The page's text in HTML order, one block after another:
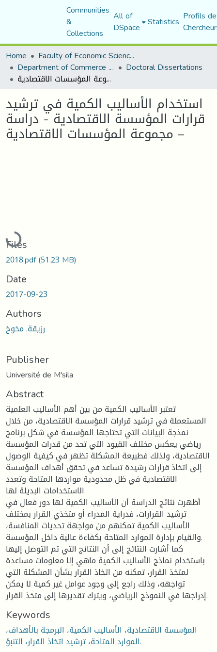
Communities
&
Collections
All of
DSpace Statistics Profils
Home
Faculty of Economic Sciences, Commerce and Management Sciences
Department of Commerce Science Doctoral Dissertations
استخدام الأساليب الكمية في ترشيد قرارات المؤسسة الاقتصادية - دراسة مجموعة المؤسسات الاقتصادية –
استخدام الأساليب الكمية في ترشيد
قرارات المؤسسة الاقتصادية - دراسة
مجموعة المؤسسات الاقتصادية –
Loading...
Files
2018.pdf(51.23 MB)
Date
2017-09-23
Authors
رزيقة, مخوخ
Publisher
Université de M'sila
Abstract
تعتبر الأساليب الكمية من بين أهم الأساليب العلمية
المستعملة في ترشيد قرارات المؤسسة الاقتصادية، من خلال
نمذجة البيانات التي تحتاجها المؤسسة في شكل برنامج
رياضي يعكس مختلف القيود التي تحد من قدرات المؤسسة
الاقتصادية، ولذلك فطبيعة المشكلة تظهر في كيفية الوصول
إلى اتخاذ قرارات رشيدة تساعد في تحقق أهداف المؤسسة
الاقتصادية في ظل محدودية مواردها المتاحة وتعدد
الاستخدامات البديلة لها.
أظهرت نتائج الدراسة أن الأساليب الكمية لها دور فعال في
ترشيد القرارات، فدراية المدراء أو متخذي القرار بمختلف
الأساليب الكمية تمكنهم من مواجهة تحديات المنافسة،
والقيام بإدارة الموارد المتاحة بكفاءة عالية داخل المؤسسة.
كما أشارت النتائج إلى أن النتائج التي تم التوصل إليها
باستخدام نماذج الأساليب الكمية ماهي إلا معلومات مساعدة
لمتخذ القرار، تمكنه من اتخاذ القرار بشأن المشكلة التي
تواجهه، وذلك راجع إلى وجود عوامل غير كمية لا يمكن
إدراجها في النموذج الرياضي، ويترك تقديرها إلى متخذ القرار.
Keywords
المؤسسة الاقتصادية، الأساليب الكمية، البرمجة بالأهداف،
الموارد المتاحة، ترشيد اتخاذ القرار، التنبؤ.